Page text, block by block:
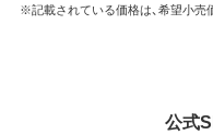
※記載されている価格は、希望小売
公式